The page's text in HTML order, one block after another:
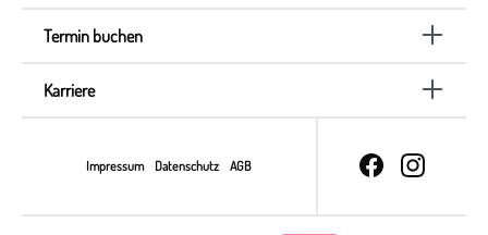
Termin buchen
Karriere
Impressum Datenschutz AGB